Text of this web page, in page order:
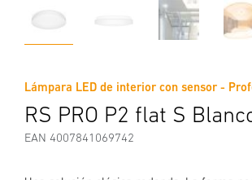
Lámpara LED de interior con sensor -
RS PRO P2 flat S
EAN 4007841069742